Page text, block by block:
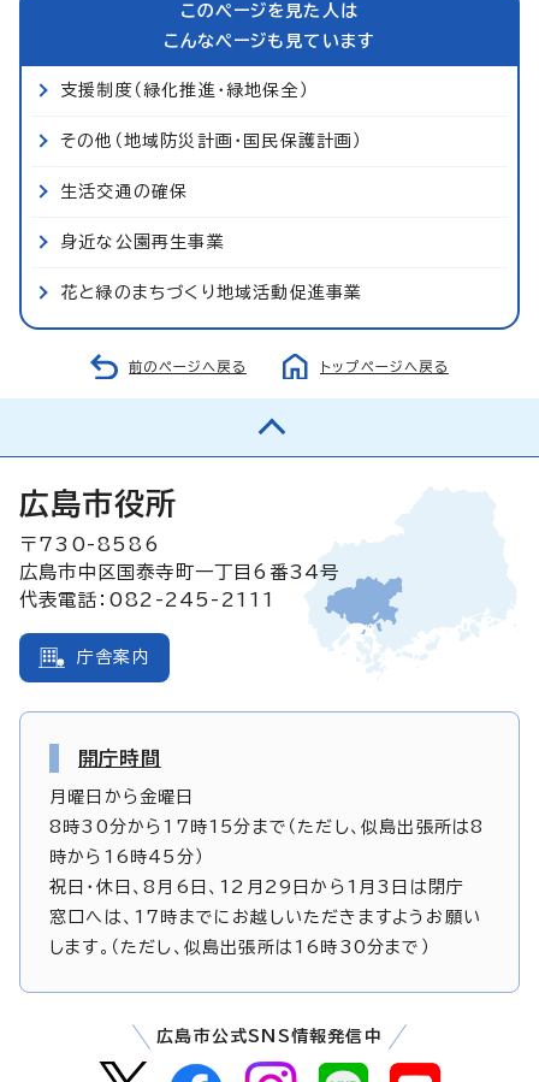
このページを見た人は
こんなページも見ています
支援制度（緑化推進・緑地保全）
その他（地域防災計画・国民保護計画）
生活交通の確保
身近な公園再生事業
花と緑のまちづくり地域活動促進事業
前のページへ戻る トップページへ戻る
広島市役所
〒730-8586
広島市中区国泰寺町一丁目6番34号
代表電話：082-245-2111
庁舎案内
開庁時間
月曜日から金曜日
8時30分から17時15分まで（ただし、似島出張所は8
時から16時45分）
祝日・休日、8月6日、12月29日から1月3日は閉庁
窓口へは、17時までにお越しいただきますようお願い
します。（ただし、似島出張所は16時30分まで）
広島市公式SNS情報発信中